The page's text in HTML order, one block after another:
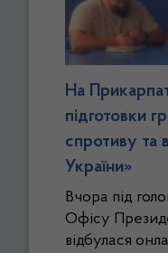
На
підготовки
спротиву та
України»
Вчора під
Офісу
відбулася